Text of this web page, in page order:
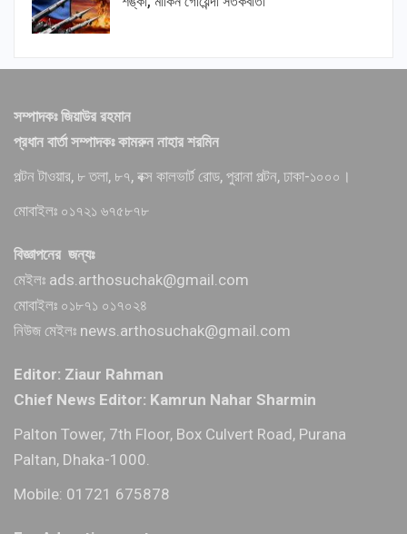
সম্পাদকঃ জিয়াউর রহমান
প্রধান বার্তা সম্পাদকঃ কামরুন নাহার শরমিন
পল্টন টাওয়ার, ৮ তলা, ৮৭, বক্স কালভার্ট রোড, পুরানা পল্টন, ঢাকা-১০০০।
মোবাইলঃ ০১৭২১ ৬৭৫৮৭৮
বিজ্ঞাপনের জন্যঃ
মেইলঃ ads.arthosuchak@gmail.com
মোবাইলঃ ০১৮৭১ ০১৭০২৪
নিউজ মেইলঃ news.arthosuchak@gmail.com
Editor: Ziaur Rahman
Chief News Editor: Kamrun Nahar Sharmin
Palton Tower, 7th Floor, Box Culvert Road, Purana
Paltan, Dhaka-1000.
Mobile: 01721 675878